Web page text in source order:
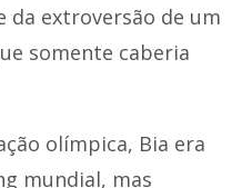
da extroversão de um
somente caberia
olímpica, Bia era
mundial, mas